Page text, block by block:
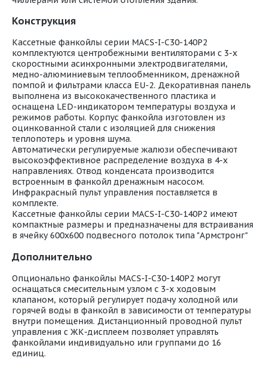
Конструкция
Кассетные фанкойлы серии MACS-I-C30-140P2
комплектуются центробежными вентиляторами с 3-х
скоростными асинхронными электродвигателями,
медно-алюминиевым теплообменником, дренажной
помпой и фильтрами класса EU-2. Декоративная панель
выполнена из высококачественного пластика и
оснащена LED-индикатором температуры воздуха и
режимов работы. Корпус фанкойла изготовлен из
оцинкованной стали с изоляцией для снижения
теплопотерь и уровня шума.
Автоматически регулируемые жалюзи обеспечивают
высокоэффективное распределение воздуха в 4-х
направлениях. Отвод конденсата производится
встроенным в фанкойл дренажным насосом.
Инфракрасный пульт управления поставляется в
комплекте.
Кассетные фанкойлы серии MACS-I-C30-140P2 имеют
компактные размеры и предназначены для встраивания
в ячейку 600х600 подвесного потолок типа "Армстронг"
Дополнительно
Опционально фанкойлы MACS-I-C30-140P2 могут
оснащаться смесительным узлом с 3-х ходовым
клапаном, который регулирует подачу холодной или
горячей воды в фанкойл в зависимости от температуры
внутри помещения. Дистанционный проводной пульт
управления с ЖК-дисплеем позволяет управлять
фанкойлами индивидуально или группами до 16
единиц.